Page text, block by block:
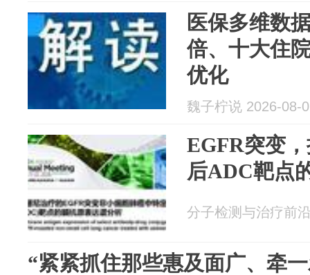
医保多维数
倍、十大住
优化
魏子柠说 2026-08-
EGFR突变
后ADC靶点
分子检测与治疗前
“紧紧抓住那些惠及面广、牵